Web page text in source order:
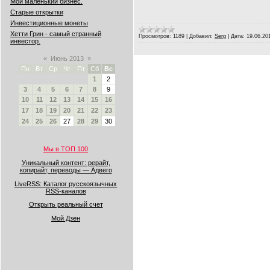
Старые открытки
Инвестиционные монеты
Хетти Грин - самый странный
инвестор.
« Июнь 2013 »
Пн
Вт Ср Чт Пт Сб
Вс
1
2
3
4 5 6 7 8
9
10
11 12 13 14 15
16
17
18 19 20 21 22
23
24
25 26 27 28 29 30
Мы в ТОП 100
Уникальный контент: рерайт,
копирайт, переводы — Адвего
LiveRSS: Каталог русскоязычных
RSS-каналов
Открыть реальный счет
Мой Дзен
Просмотров: 1189 Добавил: Serg Дата: